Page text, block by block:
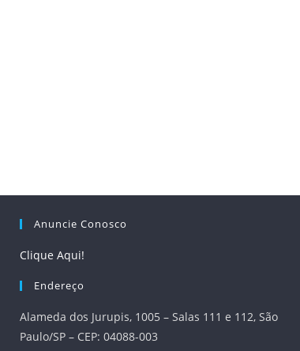
Anuncie Conosco
Clique Aqui!
Endereço
Alameda dos Jurupis, 1005 – Salas 111 e 112, São
Paulo/SP – CEP: 04088-003